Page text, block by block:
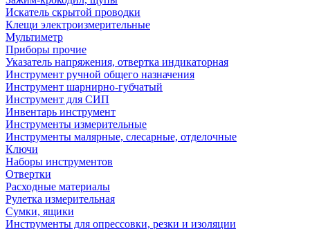
Искатель скрытой проводки
Клещи электроизмерительные
Мультиметр
Приборы прочие
Указатель напряжения, отвертка индикаторная
Инструмент ручной общего назначения
Инструмент шарнирно-губчатый
Инструмент для СИП
Инвентарь инструмент
Инструменты измерительные
Инструменты малярные, слесарные, отделочные
Ключи
Наборы инструментов
Отвертки
Расходные материалы
Рулетка измерительная
Сумки, ящики
Инструменты для опрессовки, резки и изоляции